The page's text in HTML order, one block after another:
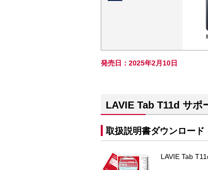
発売日：2025年2月10日
LAVIE Tab T11d サポ
取扱説明書ダウンロード
LAVIE Tab